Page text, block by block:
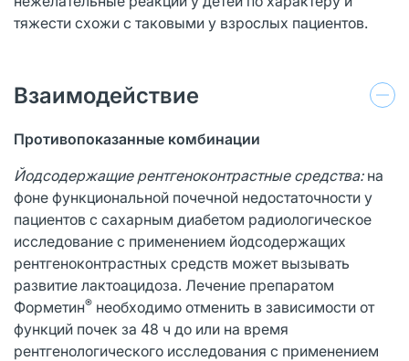
тяжести схожи с таковыми у взрослых пациентов.
Взаимодействие
Противопоказанные комбинации
Йодсодержащие рентгеноконтрастные средства:на
фоне функциональной почечной недостаточности у
пациентов с сахарным диабетом радиологическое
исследование с применением йодсодержащих
рентгеноконтрастных средств может вызывать
развитие лактоацидоза. Лечение препаратом
Форметин® необходимо отменить в зависимости от
функций почек за 48 ч до или на время
рентгенологического исследования с применением